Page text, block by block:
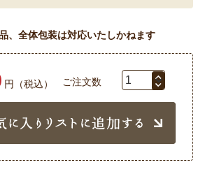
、全体包装は対応いたしかねます
円（税込） ご注文数